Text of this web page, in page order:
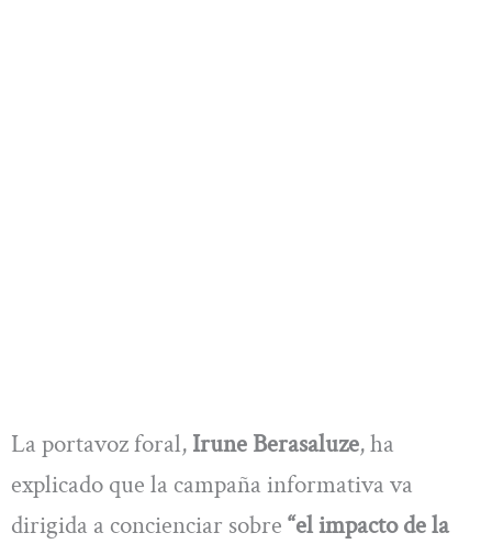
La portavoz foral, Irune Berasaluze, ha
explicado que la campaña informativa va
dirigida a concienciar sobre “el impacto de la